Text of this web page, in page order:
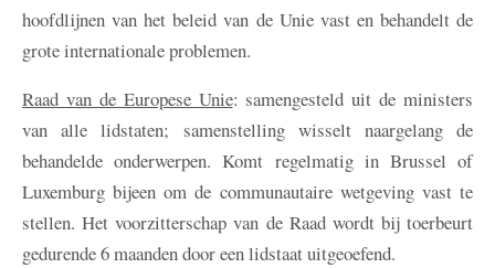
hoofdlijnen van het beleid van de Unie vast en behandelt de
grote internationale problemen.
Raad van de Europese Unie: samengesteld uit de ministers
van alle lidstaten; samenstelling wisselt naargelang de
behandelde onderwerpen. Komt regelmatig in Brussel of
Luxemburg bijeen om de communautaire wetgeving vast te
stellen. Het voorzitterschap van de Raad wordt bij toerbeurt
gedurende 6 maanden door een lidstaat uitgeoefend.